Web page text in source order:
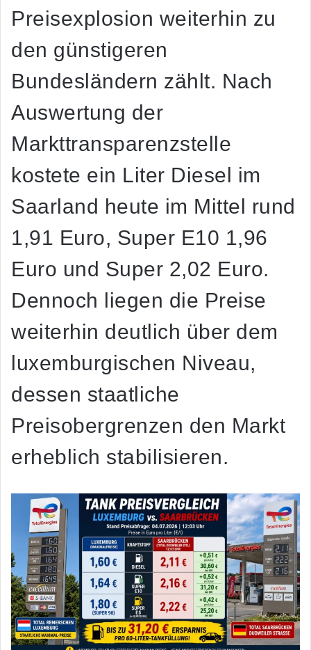
Preisexplosion weiterhin zu
den günstigeren
Bundesländern zählt. Nach
Auswertung der
Markttransparenzstelle
kostete ein Liter Diesel im
Saarland heute im Mittel rund
1,91 Euro, Super E10 1,96
Euro und Super 2,02 Euro.
Dennoch liegen die Preise
weiterhin deutlich über dem
luxemburgischen Niveau,
dessen staatliche
Preisobergrenzen den Markt
erheblich stabilisieren.